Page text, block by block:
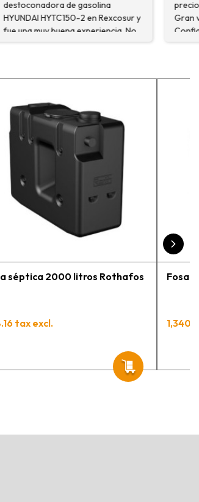
precios ... Voy a repetir seguro ...
Gran variedad de depósitos ...
Confianza y buen servicio.
séptica 2000 litros Rothafos
tax excl.
Fosa